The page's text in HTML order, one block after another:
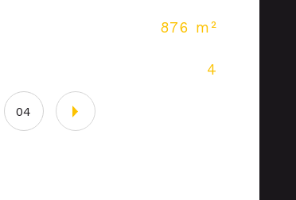
876 m²
4
04